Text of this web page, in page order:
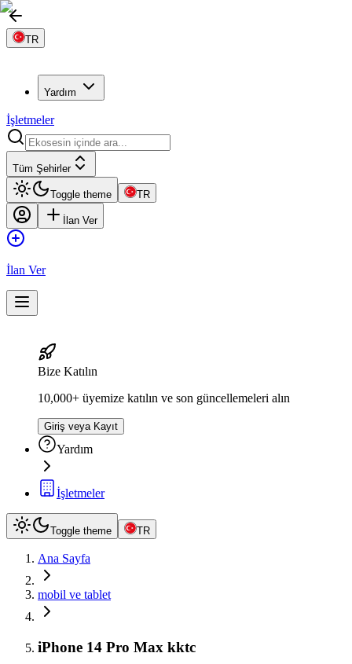
TR
Yardım
İşletmeler
Tüm Şehirler
Toggle theme TR
İlan Ver
İlan Ver
Bize Katılın
10,000+ üyemize katılın ve son güncellemeleri alın
Giriş veya Kayıt
Yardım
İşletmeler
Toggle theme TR
Ana Sayfa
mobil ve tablet
iPhone 14 Pro Max kktc